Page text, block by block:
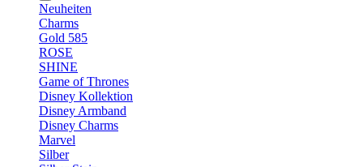
Neuheiten
Charms
Gold 585
ROSE
SHINE
Game of Thrones
Disney Kollektion
Disney Armband
Disney Charms
Marvel
Silber